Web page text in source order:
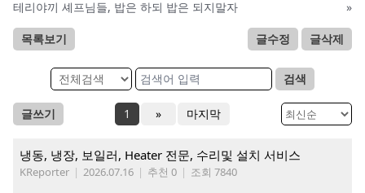
테리야끼 셰프님들, 밥은 하되 밥은 되지말자
»
목록보기 글수정 글삭제
검색
글쓰기 1 » 마지막
냉동, 냉장, 보일러, Heater 전문, 수리및 설치 서비스
KReporter | 2026.07.16 | 추천 0 | 조회 7840